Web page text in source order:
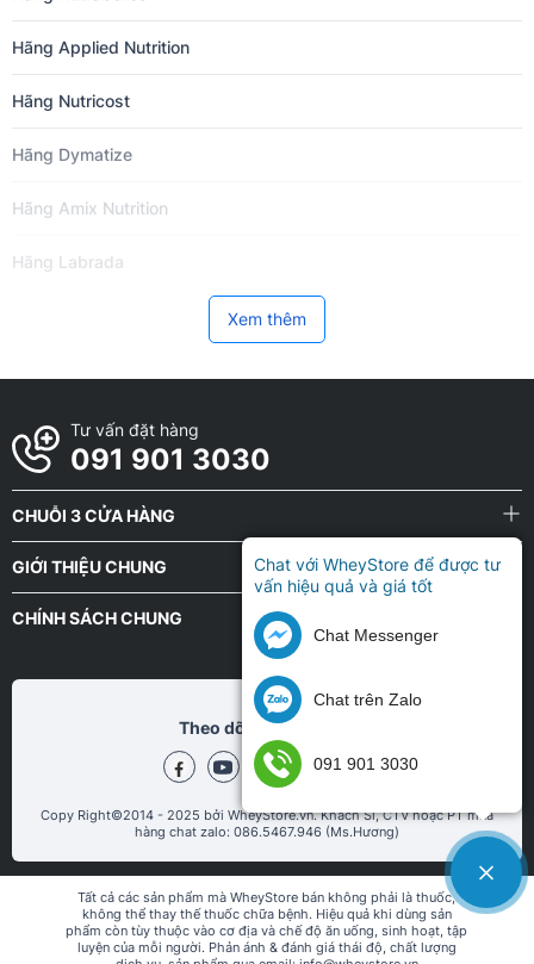
Hãng Applied Nutrition
Hãng Nutricost
Hãng Dymatize
Hãng Amix Nutrition
Hãng Labrada
Hãng VitaXtrong
Hãng BiotechUSA
Hãng MHP Strong
Hãng Repp Sports
Hãng JNX sports
Hãng OstroVit
Xem thêm
Tư vấn đặt hàng
091 901 3030
CHUỖI 3 CỬA HÀNG
GIỚI THIỆU CHUNG
CHÍNH SÁCH CHUNG
Theo dõi chũng tôi tại
Copy Right©2014 - 2025 bởi WheyStore.vn. Khách Sỉ, CTV hoặc PT mua
hàng chat zalo: 086.5467.946 (Ms.Hương)
Tất cả các sản phẩm mà WheyStore bán không phải là thuốc,
không thể thay thế thuốc chữa bệnh. Hiệu quả khi dùng sản
phẩm còn tùy thuộc vào cơ địa và chế độ ăn uống, sinh hoạt, tập
luyện của mỗi người. Phản ánh & đánh giá thái độ, chất lượng
Chat với WheyStore để được tư
vấn hiệu quả và giá tốt
Chat Messenger
Chat trên Zalo
091 901 3030